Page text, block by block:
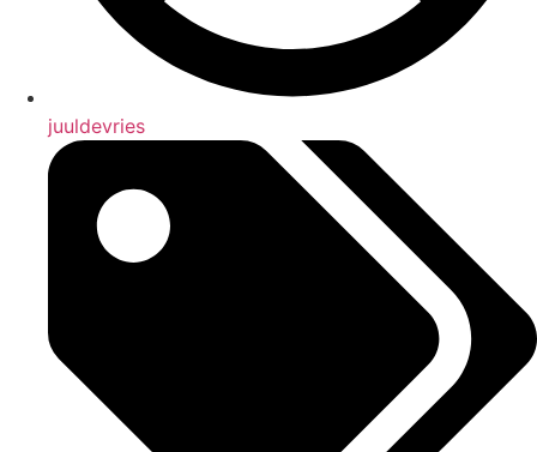
juuldevries